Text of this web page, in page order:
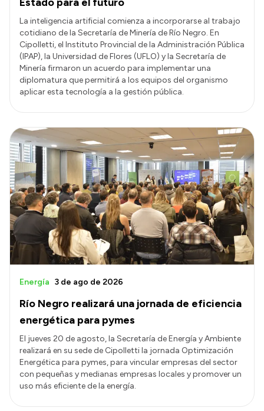
La inteligencia artificial comienza a incorporarse al trabajo
cotidiano de la Secretaría de Minería de Río Negro. En
Cipolletti, el Instituto Provincial de la Administración Pública
(IPAP), la Universidad de Flores (UFLO) y la Secretaría de
Minería firmaron un acuerdo para implementar una
diplomatura que permitirá a los equipos del organismo
aplicar esta tecnología a la gestión pública.
Río Negro realizará una jornada de eficiencia
energética para pymes
Energía 3 de ago de 2026
El jueves 20 de agosto, la Secretaría de Energía y Ambiente
realizará en su sede de Cipolletti la jornada Optimización
Energética para pymes, para vincular empresas del sector
con pequeñas y medianas empresas locales y promover un
uso más eficiente de la energía.